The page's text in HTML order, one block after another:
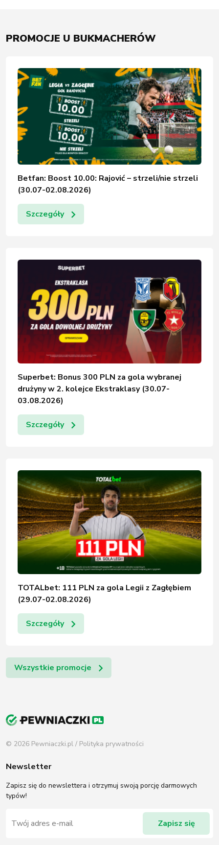
PROMOCJE U BUKMACHERÓW
Betfan: Boost 10.00: Rajović – strzeli/nie strzeli
(30.07-02.08.2026)
Szczegóły
Superbet: Bonus 300 PLN za gola wybranej
drużyny w 2. kolejce Ekstraklasy (30.07-
03.08.2026)
Szczegóły
TOTALbet: 111 PLN za gola Legii z Zagłębiem
(29.07-02.08.2026)
Szczegóły
Wszystkie promocje
© 2026 Pewniaczki.pl / Polityka prywatności
Newsletter
Zapisz się do newslettera i otrzymuj swoją porcję darmowych
typów!